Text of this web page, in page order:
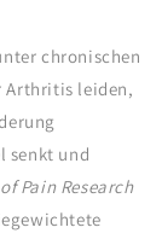
chronischen
Arthritis leiden,
senkt und
Pain Research